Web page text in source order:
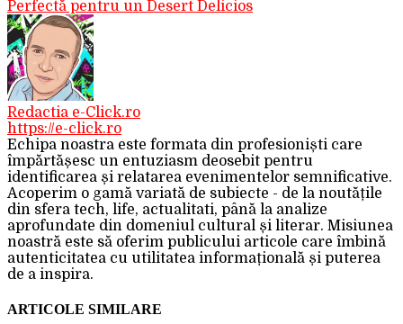
Perfectă pentru un Desert Delicios
Redactia e-Click.ro
https://e-click.ro
Echipa noastra este formata din profesioniști care
împărtășesc un entuziasm deosebit pentru
identificarea și relatarea evenimentelor semnificative.
Acoperim o gamă variată de subiecte - de la noutățile
din sfera tech, life, actualitati, până la analize
aprofundate din domeniul cultural și literar. Misiunea
noastră este să oferim publicului articole care îmbină
autenticitatea cu utilitatea informațională și puterea
de a inspira.
ARTICOLE SIMILARE